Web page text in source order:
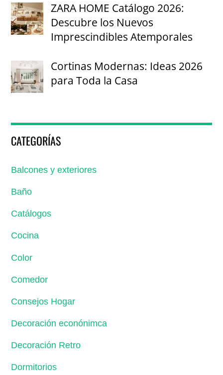
ZARA HOME Catálogo 2026:
Descubre los Nuevos
Imprescindibles Atemporales
Cortinas Modernas: Ideas 2026
para Toda la Casa
CATEGORÍAS
Balcones y exteriores
Baño
Catálogos
Cocina
Color
Comedor
Consejos Hogar
Decoración econónimca
Decoración Retro
Dormitorios